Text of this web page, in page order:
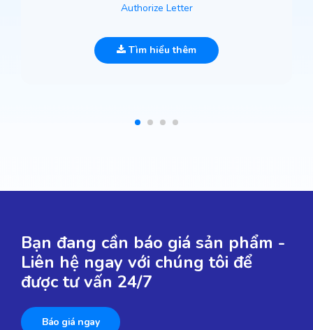
Authorize Letter
Tìm hiểu thêm
Bạn đang cần báo giá sản phẩm -
Liên hệ ngay với chúng tôi để
được tư vấn 24/7
Báo giá ngay